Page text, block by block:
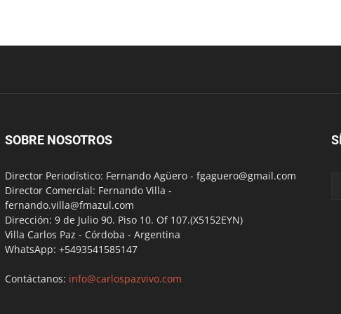
SOBRE NOSOTROS
Director Periodístico: Fernando Agüero - fgaguero@gmail.com
Director Comercial: Fernando Villa -
fernando.villa@fmazul.com
Dirección: 9 de Julio 90. Piso 10. Of 107.(X5152EYN)
Villa Carlos Paz - Córdoba - Argentina
WhatsApp: +5493541585147
Contáctanos: info@carlospazvivo.com